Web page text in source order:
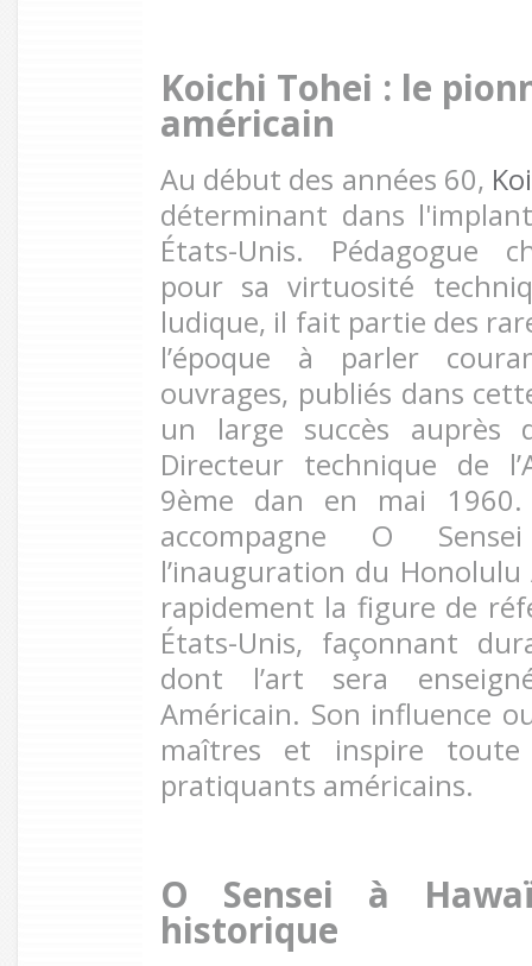
Koichi Tohei : le
américain
Au début des années 60,
déterminant dans
États-Unis. Pédagogue
pour sa virtuosité
ludique, il fait partie des
l’époque à parler
ouvrages, publiés dans
un large succès auprès
Directeur technique de
9ème dan en mai 1960.
accompagne O
l’inauguration du
rapidement la figure de
États-Unis, façonnant
dont l’art sera
Américain. Son influence
maîtres et inspire
pratiquants américains.
O Sensei à
historique